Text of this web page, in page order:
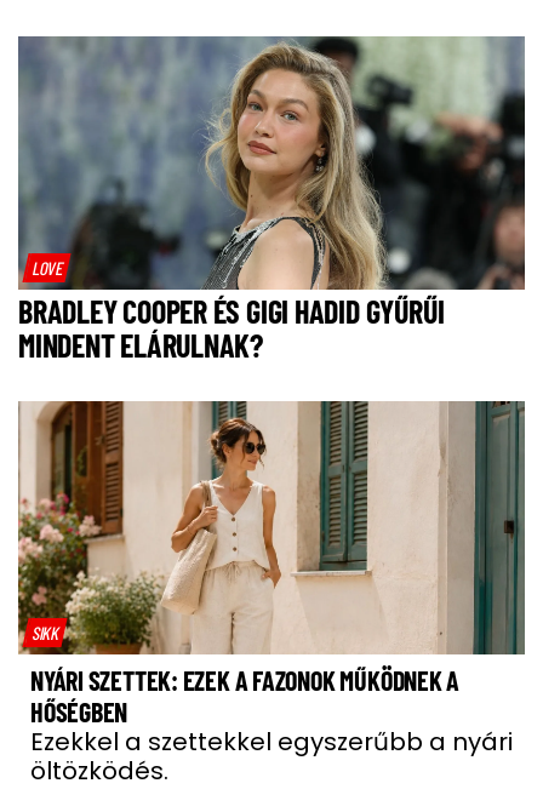
LOVE
BRADLEY COOPER ÉS GIGI HADID GYŰRŰI
MINDENT ELÁRULNAK?
SIKK
NYÁRI SZETTEK: EZEK A FAZONOK MŰKÖDNEK A
HŐSÉGBEN
Ezekkel a szettekkel egyszerűbb a nyári
öltözködés.